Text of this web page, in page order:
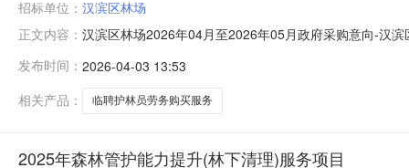
招标单位： 汉滨区林场
正文内容： 汉滨区林场2026年04月至2026年05月政府采购意向-汉
品目：采购需求概况：采购内容:汉滨区林场2026年临聘
发布时间： 2026-04-03 13:53
相关产品：
临聘护林员劳务购买服务
2025年森林管护能力提升(林下清理)服务项目